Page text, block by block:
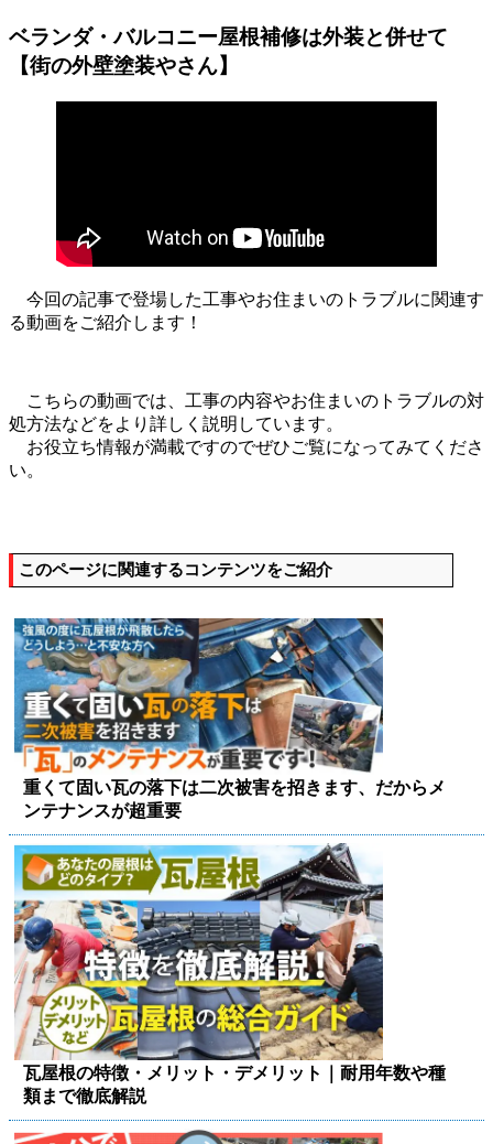
ベランダ・バルコニー屋根補修は外装と併せて
【街の外壁塗装やさん】
今回の記事で登場した工事やお住まいのトラブルに関連す
る動画をご紹介します！
こちらの動画では、工事の内容やお住まいのトラブルの対
処方法などをより詳しく説明しています。
お役立ち情報が満載ですのでぜひご覧になってみてくださ
い。
このページに関連するコンテンツをご紹介
重くて固い瓦の落下は二次被害を招きます、だからメ
ンテナンスが超重要
瓦屋根の特徴・メリット・デメリット｜耐用年数や種
類まで徹底解説